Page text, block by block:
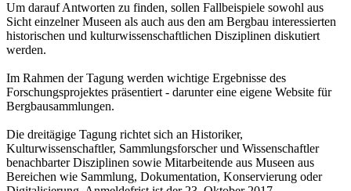
Um darauf Antworten zu finden, sollen Fallbeispiele sowohl aus
Sicht einzelner Museen als auch aus den am Bergbau interessierten
historischen und kulturwissenschaftlichen Disziplinen diskutiert
werden.
Im Rahmen der Tagung werden wichtige Ergebnisse des
Forschungsprojektes präsentiert - darunter eine eigene Website für
Bergbausammlungen.
Die dreitägige Tagung richtet sich an Historiker,
Kulturwissenschaftler, Sammlungsforscher und Wissenschaftler
benachbarter Disziplinen sowie Mitarbeitende aus Museen aus
Bereichen wie Sammlung, Dokumentation, Konservierung oder